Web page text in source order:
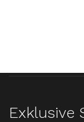
Exklusive